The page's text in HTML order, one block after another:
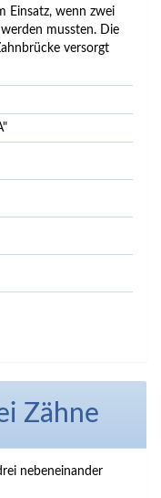
Einsatz, wenn zwei
mussten. Die
versorgt
Zähne
nebeneinander